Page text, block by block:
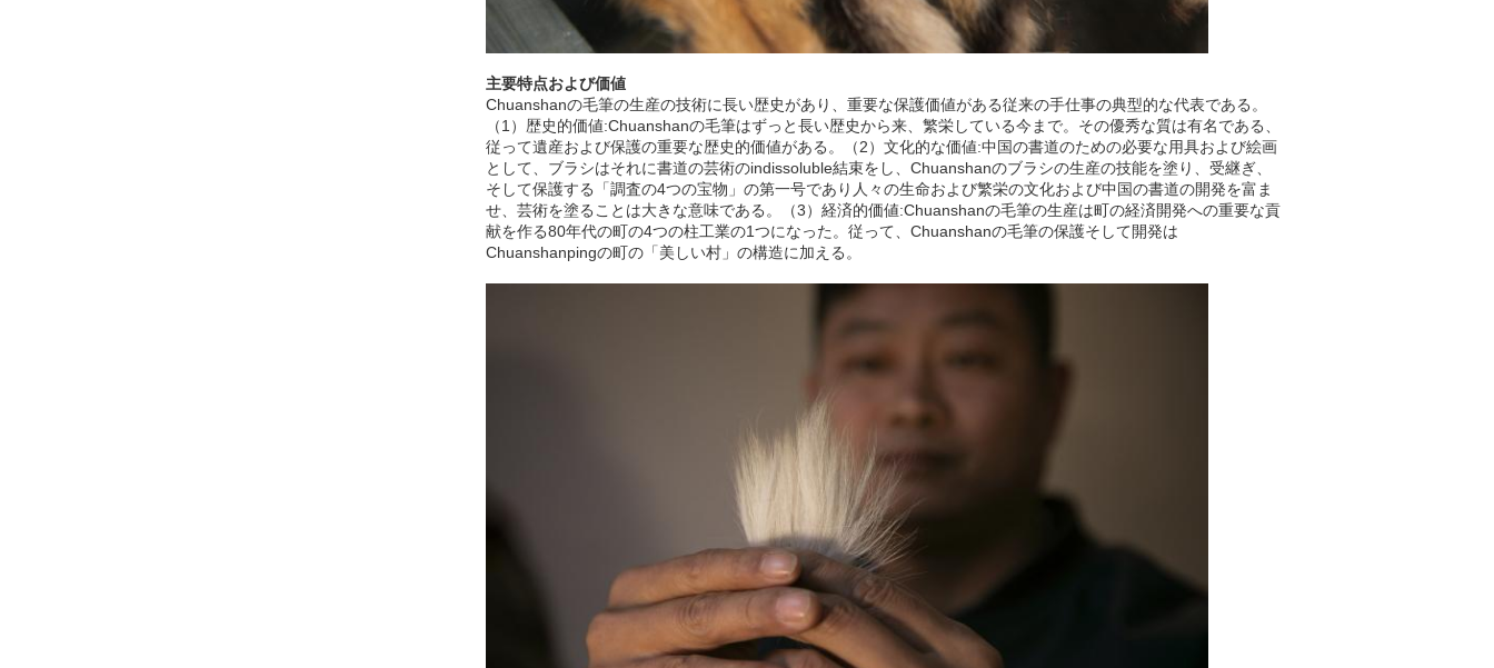
主要特点および価値
Chuanshanの毛筆の生産の技術に長い歴史があり、重要な保護価値がある従来の手仕事の典型的な代表である。
（1）歴史的価値:Chuanshanの毛筆はずっと長い歴史から来、繁栄している今まで。その優秀な質は有名である、
従って遺産および保護の重要な歴史的価値がある。（2）文化的な価値:中国の書道のための必要な用具および絵画
として、ブラシはそれに書道の芸術のindissoluble結束をし、Chuanshanのブラシの生産の技能を塗り、受継ぎ、
そして保護する「調査の4つの宝物」の第一号であり人々の生命および繁栄の文化および中国の書道の開発を富ま
せ、芸術を塗ることは大きな意味である。（3）経済的価値:Chuanshanの毛筆の生産は町の経済開発への重要な貢
献を作る80年代の町の4つの柱工業の1つになった。従って、Chuanshanの毛筆の保護そして開発は
Chuanshanpingの町の「美しい村」の構造に加える。